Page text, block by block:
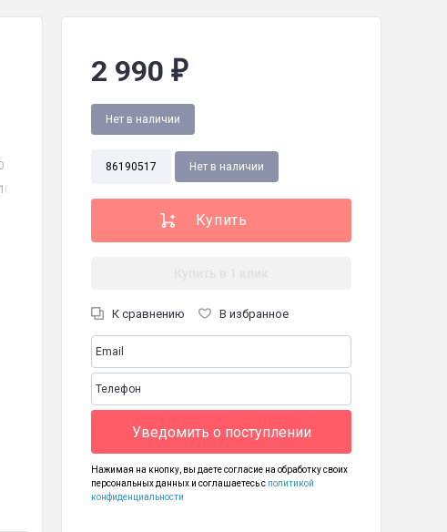
2 990 ₽
Нет в наличии
86190517 Нет в наличии
К сравнению В избранное
Уведомить о поступлении
Нажимая на кнопку, вы даете согласие на обработку своих
персональных данных и соглашаетесь с политикой
конфиденциальности
об/мин
10000 об/мин
с крышкой, насадка-венчик, насадка-блендер, мерный стакан,